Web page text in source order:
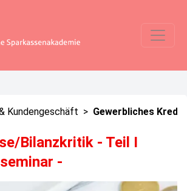
Kundengeschäft > Gewerbliches
Bilanzkritik - Teil I
-